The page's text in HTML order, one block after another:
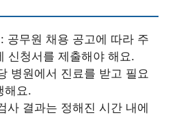
: 공무원 채용 공고에 따라 주
신청서를 제출해야 해요.
병원에서 진료를 받고 필요
해요.
사 결과는 정해진 시간 내에